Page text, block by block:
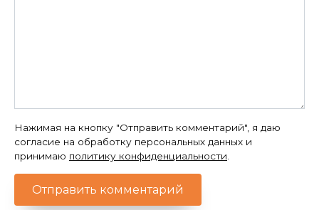
Нажимая на кнопку "Отправить комментарий", я даю
согласие на обработку персональных данных и
принимаю политику конфиденциальности.